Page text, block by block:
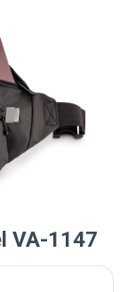
VA-1147